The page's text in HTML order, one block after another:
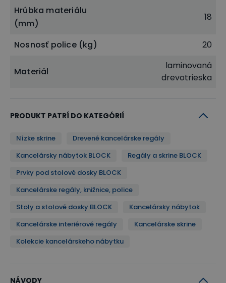
vysokú odolnosť a dlhú životnosť aj pri
každodennom používaní. Vďaka rektifikačným
dorovnať prípadné nerovnosti podlahy až do 10
mm.
policami s hrúbkou18 mma 1 mm ABS hranou vo
farbe dekoru. Police sú uložené s rozostupom327
mm, takže do nich pohodlne uložíte napríklad
Umiestnenie v priestore - nemusíte sa držať pri
Pri návrhu kolekcie BLOCK sme mysleli aj na
Hrúbka materiálu
(mm)
18
Nosnosť police (kg) 20
Materiál
laminovaná
drevotrieska
PRODUKT PATRÍ DO KATEGÓRIÍ
Nízke skrine
Drevené kancelárske regály
Kancelársky nábytok BLOCK
Regály a skrine BLOCK
Prvky pod stolové dosky BLOCK
Kancelárske regály, knižnice, police
Stoly a stolové dosky BLOCK
Kancelársky nábytok
Kancelárske interiérové regály
Kancelárske skrine
Kolekcie kancelárskeho nábytku
NÁVODY